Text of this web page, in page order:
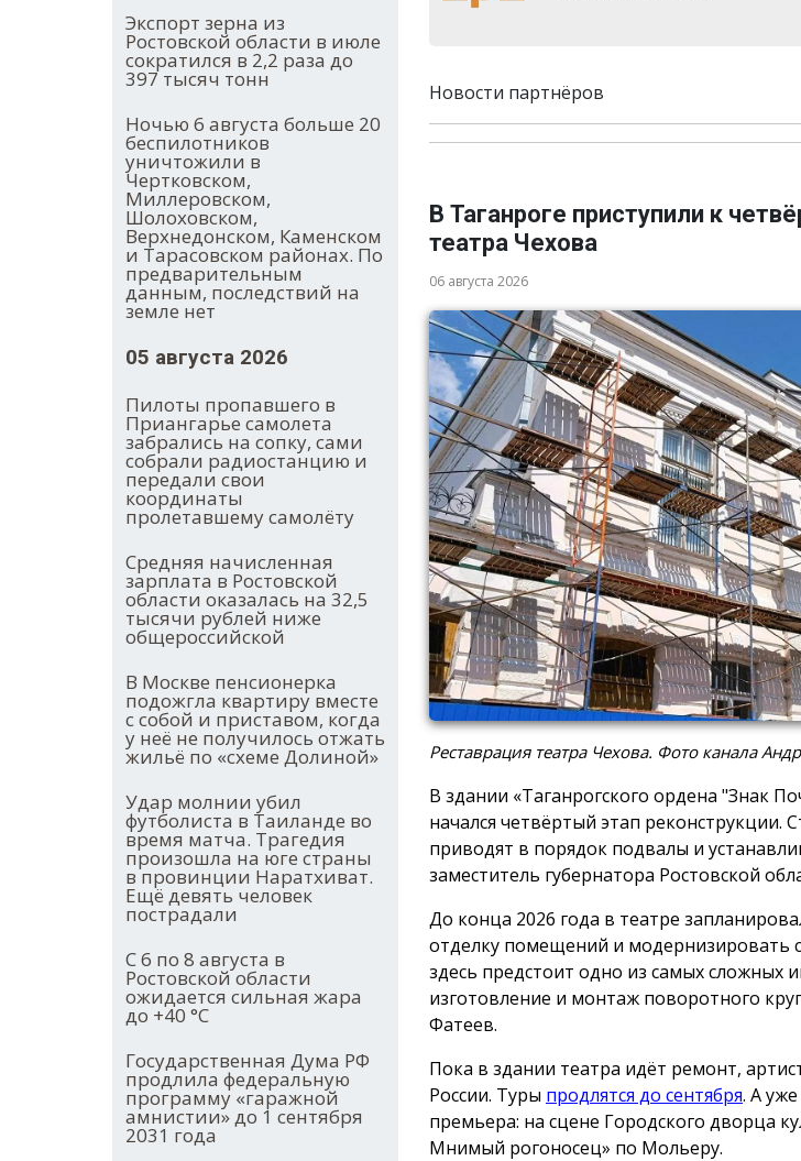
Экспорт зерна из
Ростовской области в июле
сократился в 2,2 раза до
397 тысяч тонн
Ночью 6 августа больше 20
беспилотников
уничтожили в
Чертковском,
Миллеровском,
Шолоховском,
Верхнедонском, Каменском
и Тарасовском районах. По
предварительным
данным, последствий на
земле нет
05 августа 2026
Пилоты пропавшего в
Приангарье самолета
забрались на сопку, сами
собрали радиостанцию и
передали свои
координаты
пролетавшему самолёту
Средняя начисленная
зарплата в Ростовской
области оказалась на 32,5
тысячи рублей ниже
общероссийской
В Москве пенсионерка
подожгла квартиру вместе
с собой и приставом, когда
у неё не получилось отжать
жильё по «схеме Долиной»
Удар молнии убил
футболиста в Таиланде во
время матча. Трагедия
произошла на юге страны
в провинции Наратхиват.
Ещё девять человек
пострадали
С 6 по 8 августа в
Ростовской области
ожидается сильная жара
до +40 °С
Государственная Дума РФ
продлила федеральную
программу «гаражной
амнистии» до 1 сентября
2031 года
Новости партнёров
В Таганроге приступили к
театра Чехова
06 августа 2026
Реставрация театра Чехова. Фото канала
В здании «Таганрогского ордена "Знак
начался четвёртый этап
приводят в порядок подвалы и
заместитель губернатора Ростовской
До конца 2026 года в театре
отделку помещений и модернизировать
здесь предстоит одно из самых сложных
изготовление и монтаж поворотного
Фатеев.
Пока в здании театра идёт ремонт,
России. Туры продлятся до сентября. А
премьера: на сцене Городского дворца
Мнимый рогоносец» по Мольеру.